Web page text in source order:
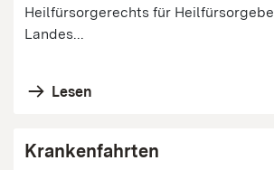
Heilfürsorgerechts für
Landes...
Lesen
Krankenfahrten